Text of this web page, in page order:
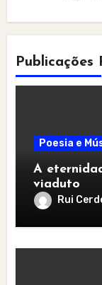
Publicações
Poesia e
A
viaduto
Rui